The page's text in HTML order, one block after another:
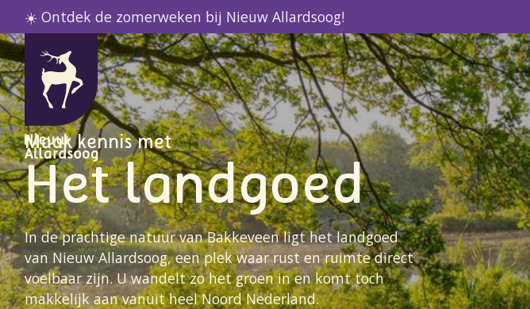
☀️ Ontdek de zomerweken bij Nieuw Allardsoog!
Home Het landgoed
Maak kennis met
Het landgoed
In de prachtige natuur van Bakkeveen ligt het landgoed
van Nieuw Allardsoog, een plek waar rust en ruimte direct
voelbaar zijn. U wandelt zo het groen in en komt toch
makkelijk aan vanuit heel Noord Nederland.